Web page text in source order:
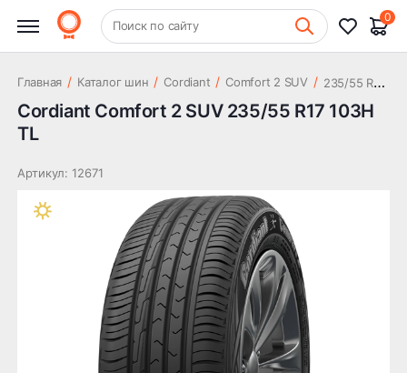
+7 (831) 261-35-35 Шиномонтаж
Поиск по сайту
0
R17 103H TL
Главная / Каталог шин / Cordiant / Comfort 2 SUV / 2
35/55 R17 103H TL
Cordiant Comfort 2 SUV 235/55 R17 103H
TL
Артикул: 12671